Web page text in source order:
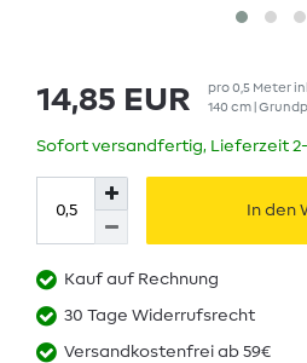
14,85 EUR pro0,5 Meter
140 cm |
Sofort versandfertig, Lieferzeit
In den
Kauf auf Rechnung
30 Tage Widerrufsrecht
Versandkostenfrei ab 59€